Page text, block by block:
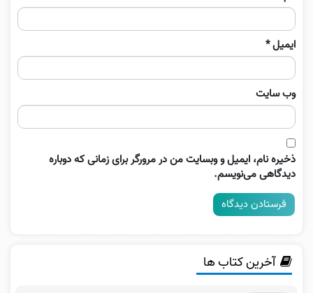
ایمیل*
وب‌ سایت
ذخیره نام، ایمیل و وبسایت من در مرورگر برای زمانی که دوباره
دیدگاهی می‌نویسم.
آخرین کتاب ها